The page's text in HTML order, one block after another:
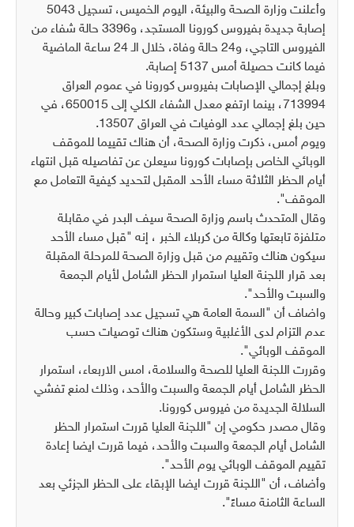
وأعلنت وزارة الصحة والبيئة، اليوم الخميس، تسجيل 5043
إصابة جديدة بفيروس كورونا المستجد، و3396 حالة شفاء من
الفيروس التاجي، و24 حالة وفاة، خلال الـ 24 ساعة الماضية
فيما كانت حصيلة أمس 5137 إصابة.
وبلغ إجمالي الإصابات بفيروس كورونا في عموم العراق
713994، بينما ارتفع معدل الشفاء الكلي إلى 650015، في
حين بلغ إجمالي عدد الوفيات في العراق 13507.
ويوم أمس، ذكرت وزارة الصحة، أن هناك تقييما للموقف
الوبائي الخاص بإصابات كورونا سيعلن عن تفاصيله قبل انتهاء
أيام الحظر الثلاثة مساء الأحد المقبل لتحديد كيفية التعامل مع
الموقف".
وقال المتحدث باسم وزارة الصحة سيف البدر في مقابلة
متلفزة تابعتها وكالة من كربلاء الخبر ، إنه "قبل مساء الأحد
سيكون هناك وتقييم من قبل وزارة الصحة للمرحلة المقبلة
بعد قرار اللجنة العليا استمرار الحظر الشامل لأيام الجمعة
والسبت والأحد".
واضاف أن "السمة العامة هي تسجيل عدد إصابات كبير وحالة
عدم التزام لدى الأغلبية وستكون هناك توصيات حسب
الموقف الوبائي".
وقررت اللجنة العليا للصحة والسلامة، امس الاربعاء، استمرار
الحظر الشامل أيام الجمعة والسبت والأحد، وذلك لمنع تفشي
السلالة الجديدة من فيروس كورونا.
وقال مصدر حكومي إن "اللجنة العليا قررت استمرار الحظر
الشامل أيام الجمعة والسبت والأحد، فيما قررت ايضا إعادة
تقييم الموقف الوبائي يوم الأحد".
وأضاف، أن "اللجنة قررت ايضا الإبقاء على الحظر الجزئي بعد
الساعة الثامنة مساءً".